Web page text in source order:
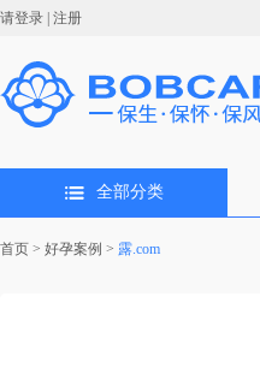
请登录 | 注册
全部分类
首页 > 好孕案例 > 露.com